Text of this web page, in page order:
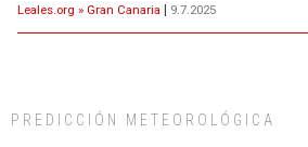
Leales.org » Gran Canaria | 9.7.2025
PREDICCIÓN METEOROLÓGICA